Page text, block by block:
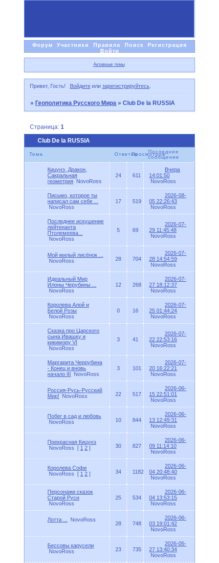
Форум Участники Правила Поиск
Регистрация
Войти
Активные темы
Привет, Гость! Войдитеили зарегистрируйтесь.
»Геополитика Русского Мира »Club De la RUSSIA
Club De la RUSSIA
Страница:1
Тема ОтветовПросмотров
Последнее
сообщение
Кицунэ, Дракон,
Сакральная
геометрия NovoRoss
24 611
Вчера
14:01:50
NovoRoss
Письмо, которое ты
написал сам себе ...
NovoRoss
17 519
2026-08-
05 22:26:43
NovoRoss
Последнее искушение
лейтенанта
Птолемеева...
NovoRoss
5 69
2026-07-
29 11:45:48
NovoRoss
Мой милый лисёнок ...
NovoRoss
28 704
2026-07-
28 14:54:59
NovoRoss
Идеальный Мир
Илоны Чeрубины ...
NovoRoss
12 268
2026-07-
27 18:12:37
NovoRoss
Королева Алой и
Белой Розы
NovoRoss
0 16
2026-07-
25 01:44:24
NovoRoss
Сказка про Царского
сына Ивашку и
кикимору VI
NovoRoss
3 41
2026-07-
22 22:53:16
NovoRoss
Маргарита Черрубина
- Конец и вновь
начало III
NovoRoss
3 101
2026-07-
20 16:22:21
NovoRoss
Россия-Русь-Русский
Мир!
NovoRoss 22 517
2026-06-
15 22:51:01
NovoRoss
Побег в сад и любовь
NovoRoss
10 844
2026-06-
13 12:49:31
NovoRoss
Прекрасная Кицунэ
NovoRoss
[ 1 2 ] 30 827
2026-06-
09 11:14:10
NovoRoss
Королевa Софи
NovoRoss
[ 1 2 ] 34 1182
2026-06-
04 20:48:40
NovoRoss
Персонажи сказок
Старой Руси
NovoRoss
25 534
2026-06-
04 13:53:15
NovoRoss
Лотта ... NovoRoss
28 748
2026-06-
03 19:01:42
NovoRoss
Бессовы карусели
NovoRoss
23 735
2026-05-
27 13:40:34
NovoRoss